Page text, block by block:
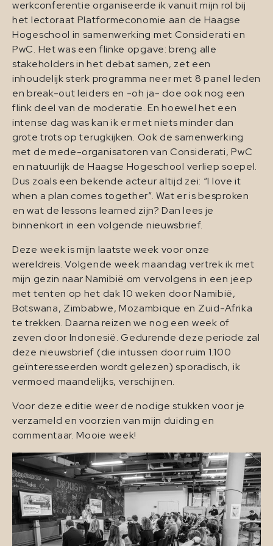
werkconferentie organiseerde ik vanuit mijn rol bij
het lectoraat Platformeconomie aan de Haagse
Hogeschool in samenwerking met Considerati en
PwC. Het was een flinke opgave: breng alle
stakeholders in het debat samen, zet een
inhoudelijk sterk programma neer met 8 panel leden
en break-out leiders en -oh ja- doe ook nog een
flink deel van de moderatie. En hoewel het een
intense dag was kan ik er met niets minder dan
grote trots op terugkijken. Ook de samenwerking
met de mede-organisatoren van Considerati, PwC
en natuurlijk de Haagse Hogeschool verliep soepel.
Dus zoals een bekende acteur altijd zei: “I love it
when a plan comes together”. Wat er is besproken
en wat de lessons learned zijn? Dan lees je
binnenkort in een volgende nieuwsbrief.
Deze week is mijn laatste week voor onze
wereldreis. Volgende week maandag vertrek ik met
mijn gezin naar Namibië om vervolgens in een jeep
met tenten op het dak 10 weken door Namibië,
Botswana, Zimbabwe, Mozambique en Zuid-Afrika
te trekken. Daarna reizen we nog een week of
zeven door Indonesië. Gedurende deze periode zal
deze nieuwsbrief (die intussen door ruim 1.100
geïnteresseerden wordt gelezen) sporadisch, ik
vermoed maandelijks, verschijnen.
Voor deze editie weer de nodige stukken voor je
verzameld en voorzien van mijn duiding en
commentaar. Mooie week!